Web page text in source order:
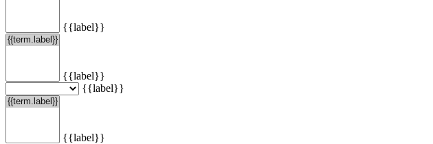
{{label}}
{{label}}
{{label}}
{{label}}